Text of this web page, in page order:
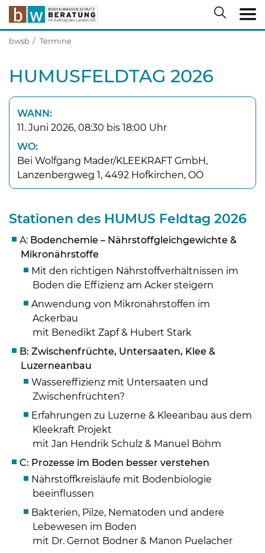
Skip to main content
bwsb Termine
HUMUSFELDTAG 2026
WANN:
11. Juni 2026, 08:30 bis 18:00 Uhr
WO:
Bei Wolfgang Mader/KLEEKRAFT GmbH,
Lanzenbergweg 1, 4492 Hofkirchen, OÖ
Stationen des HUMUS Feldtag 2026
A: Bodenchemie – Nährstoffgleichgewichte &
Mikronährstoffe
Mit den richtigen Nährstoffverhältnissen im
Boden die Effizienz am Acker steigern
Anwendung von Mikronährstoffen im
Ackerbau
mit Benedikt Zapf & Hubert Stark
B: Zwischenfrüchte, Untersaaten, Klee &
Luzerneanbau
Wassereffizienz mit Untersaaten und
Zwischenfrüchten?
Erfahrungen zu Luzerne & Kleeanbau aus dem
Kleekraft Projekt
​​​​​​​ mit Jan Hendrik Schulz & Manuel Böhm
C: Prozesse im Boden besser verstehen
Nährstoffkreisläufe mit Bodenbiologie
beeinflussen
Bakterien, Pilze, Nematoden und andere
Lebewesen im Boden
​​​​​​​ mit Dr. Gernot Bodner & Manon Puelacher